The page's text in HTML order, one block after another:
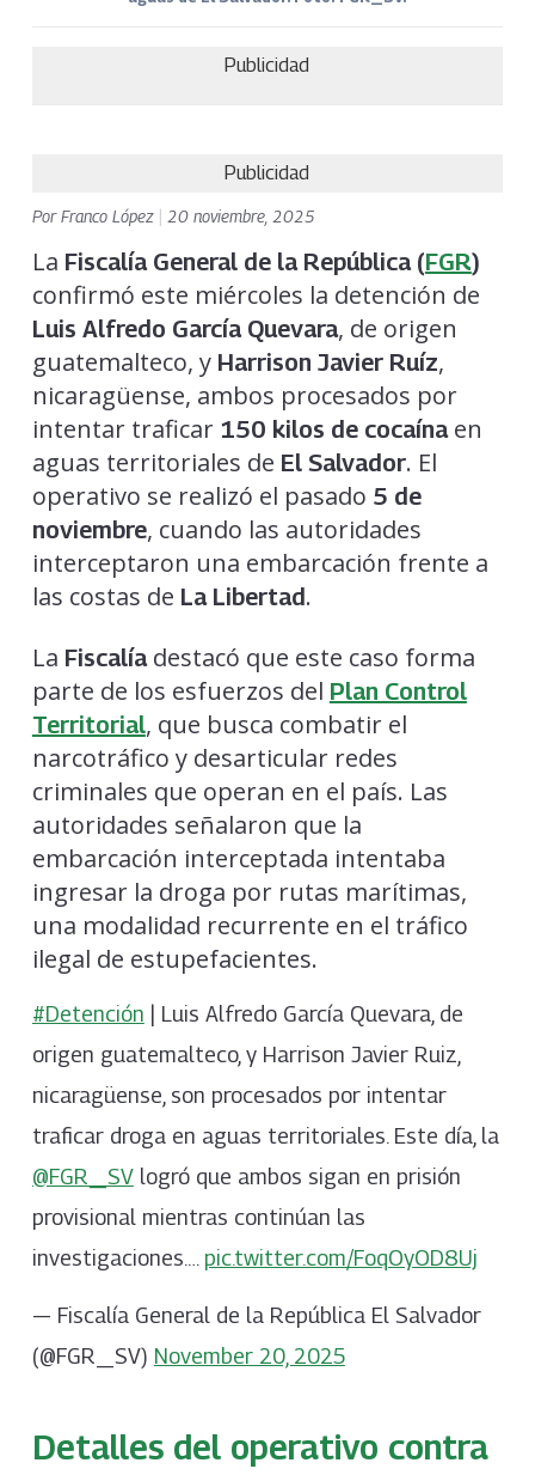
Publicidad
Publicidad
PorFranco López 20 noviembre, 2025
La Fiscalía General de la República (FGR)
confirmó este miércoles la detención de
Luis Alfredo García Quevara, de origen
guatemalteco, y Harrison Javier Ruíz,
nicaragüense, ambos procesados por
intentar traficar 150 kilos de cocaínaen
aguas territoriales de El Salvador. El
operativo se realizó el pasado 5 de
noviembre, cuando las autoridades
interceptaron una embarcación frente a
las costas de La Libertad.
La Fiscalíadestacó que este caso forma
parte de los esfuerzos del Plan Control
Territorial, que busca combatir el
narcotráfico y desarticular redes
criminales que operan en el país. Las
autoridades señalaron que la
embarcación interceptada intentaba
ingresar la droga por rutas marítimas,
una modalidad recurrente en el tráfico
ilegal de estupefacientes.
#Detención | Luis Alfredo García Quevara, de
origen guatemalteco, y Harrison Javier Ruiz,
nicaragüense, son procesados por intentar
traficar droga en aguas territoriales. Este día, la
@FGR_SVlogró que ambos sigan en prisión
provisional mientras continúan las
investigaciones.… pic.twitter.com/FoqOyOD8Uj
— Fiscalía General de la República El Salvador
(@FGR_SV) November 20, 2025
Detalles del operativo contra